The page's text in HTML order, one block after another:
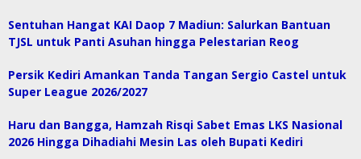
Sentuhan Hangat KAI Daop 7 Madiun: Salurkan Bantuan
TJSL untuk Panti Asuhan hingga Pelestarian Reog
Persik Kediri Amankan Tanda Tangan Sergio Castel untuk
Super League 2026/2027
Haru dan Bangga, Hamzah Risqi Sabet Emas LKS Nasional
2026 Hingga Dihadiahi Mesin Las oleh Bupati Kediri